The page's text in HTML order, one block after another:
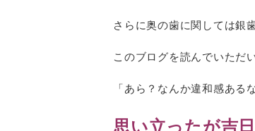
さらに奥の歯に関しては銀
このブログを読んでいただ
「あら？なんか違和感ある
思い立ったが吉日